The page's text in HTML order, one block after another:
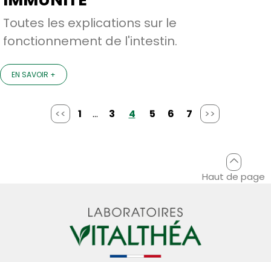
Toutes les explications sur le
fonctionnement de l'intestin.
EN SAVOIR +
<< 1 ... 3 4 5 6 7 >>
Haut de page